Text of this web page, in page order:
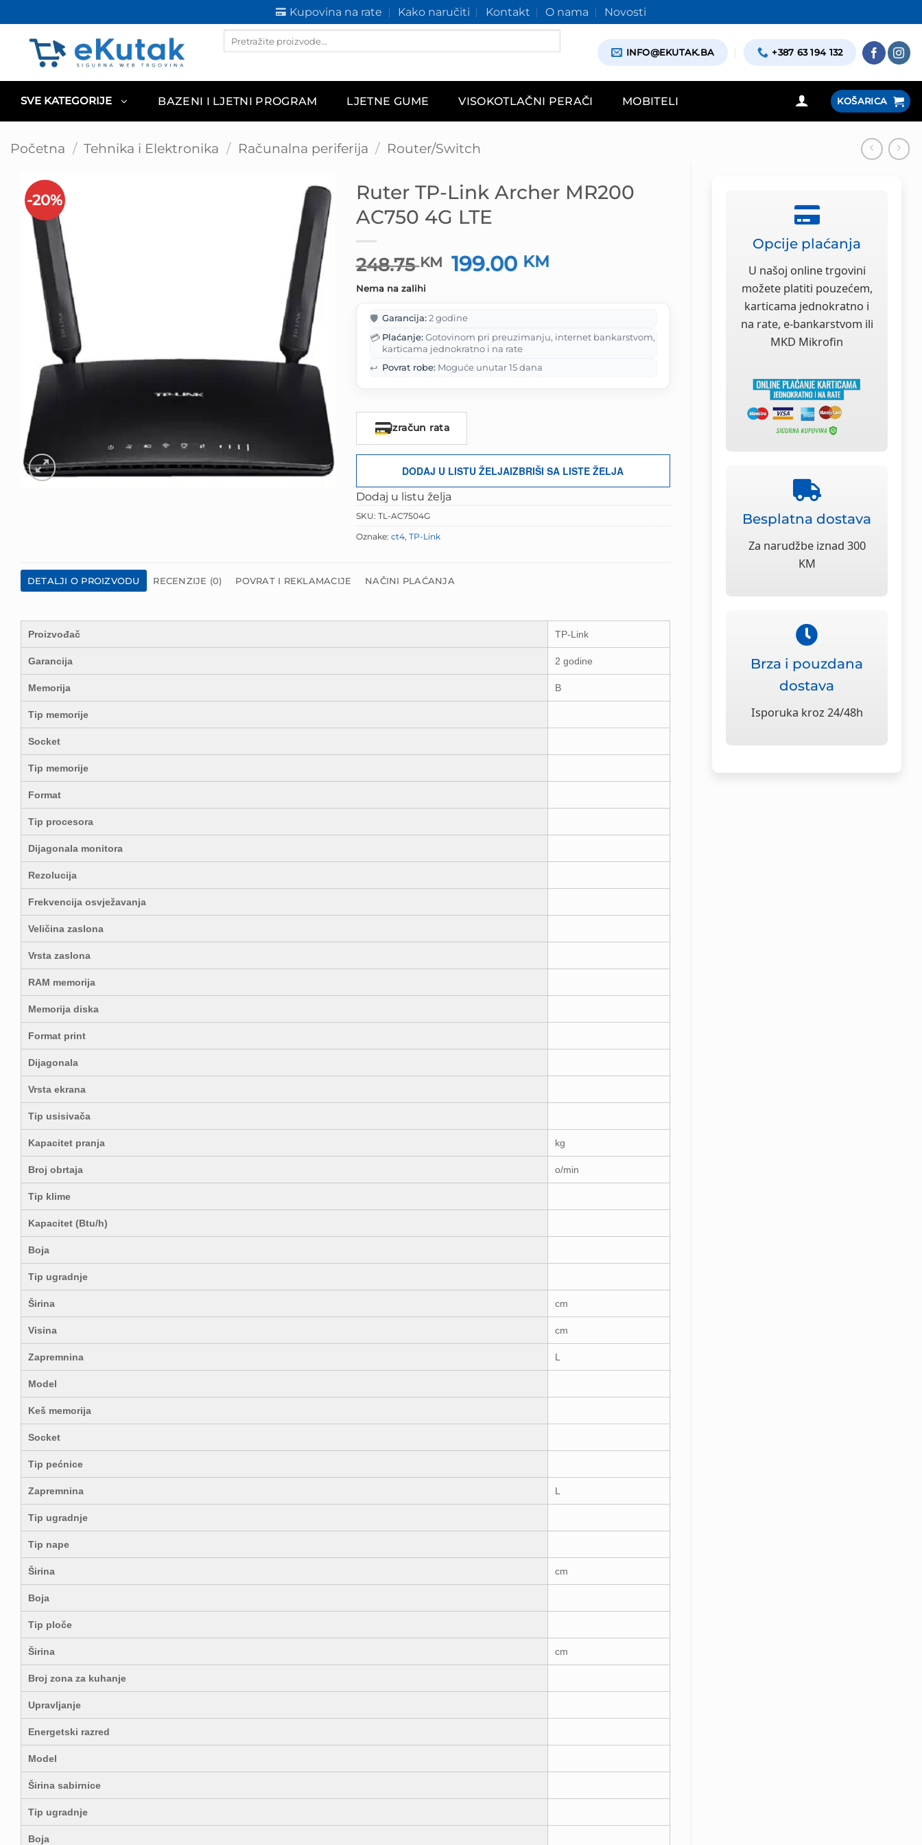
to
content
Kupovina na rate Kako naručiti Kontakt O nama Novosti
Products
INFO@EKUTAK.BA +387 63 194 132
SVE KATEGORIJE BAZENI I LJETNI PROGRAM LJETNE GUME VISOKOTLAČNI PERAČI MOBITELI KOŠARICA
Početna / Tehnika i Elektronika / Računalna periferija / Router/Switch
Opcije plaćanja
U našoj online trgovini
možete platiti pouzećem,
karticama jednokratno i
na rate, e-bankarstvom ili
MKD Mikrofin
Besplatna dostava
Za narudžbe iznad 300
KM
Brza i pouzdana
dostava
Isporuka kroz 24/48h
-20%
Ruter TP-Link Archer MR200
AC750 4G LTE
248.75KM Izvorna
cijena
je:
248.75 KM.
199.00 KM
Nema na zalihi
🛡️ Garancija:2 godine
💳 Plaćanje:Gotovinom pri preuzimanju, internet bankarstvom,
karticama jednokratno i na rate
↩️ Povrat robe:Moguće unutar 15 dana
Izračun rata
DODAJ U LISTU ŽELJAIZBRIŠI SA LISTE ŽELJA
Dodaj u listu želja
SKU: TL-AC7504G
Oznake: ct4, TP-Link
DETALJI O PROIZVODU RECENZIJE (0) POVRAT I REKLAMACIJE NAČINI PLAĆANJA
Proizvođač TP-Link
Garancija 2 godine
Memorija B
Tip memorije
Socket
Tip memorije
Format
Tip procesora
Dijagonala monitora
Rezolucija
Frekvencija osvježavanja
Veličina zaslona
Vrsta zaslona
RAM memorija
Memorija diska
Format print
Dijagonala
Vrsta ekrana
Tip usisivača
Kapacitet pranja kg
Broj obrtaja o/min
Tip klime
Kapacitet (Btu/h)
Boja
Tip ugradnje
Širina cm
Visina cm
Zapremnina L
Model
Keš memorija
Socket
Tip pećnice
Zapremnina L
Tip ugradnje
Tip nape
Širina cm
Boja
Tip ploče
Širina cm
Broj zona za kuhanje
Upravljanje
Energetski razred
Model
Širina sabirnice
Tip ugradnje
Boja